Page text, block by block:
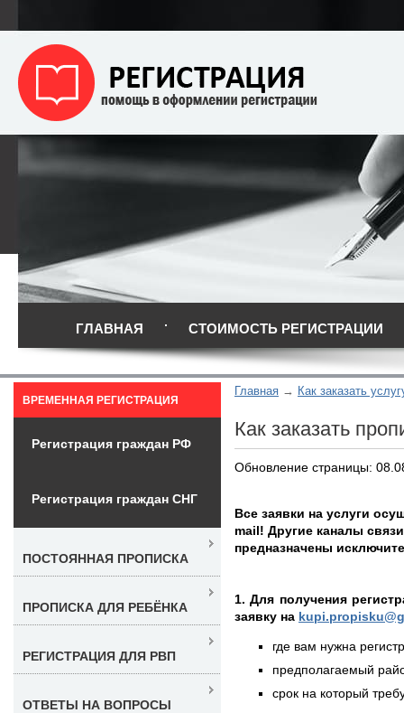
ГЛАВНАЯ СТОИМОСТЬ РЕГИСТРАЦИИ
Главная Как заказать
Как заказать
Обновление страницы:
Все заявки на услуги
mail! Другие каналы
предназначены
1. Для получения
заявку на
где вам нужна
предполагаемый
срок на который
ВРЕМЕННАЯ РЕГИСТРАЦИЯ
Регистрация граждан РФ
Регистрация граждан СНГ
ПОСТОЯННАЯ ПРОПИСКА
ПРОПИСКА ДЛЯ РЕБЁНКА
РЕГИСТРАЦИЯ ДЛЯ РВП
ОТВЕТЫ НА ВОПРОСЫ